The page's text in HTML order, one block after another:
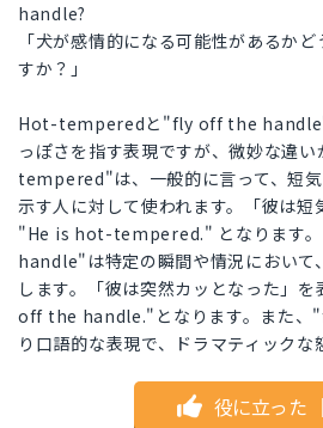
handle?
「犬が感情的になる可能性があるか
すか？」
Hot-temperedと"fly off the handle"
っぽさを指す表現ですが、微妙な違
tempered"は、一般的に言って、短
示す人に対して使われます。「彼は
"He is hot-tempered." となります
handle"は特定の瞬間や情況において
します。「彼は突然カッとなった」
off the handle."となります。また
り口語的な表現で、ドラマティックな
役に立った ｜